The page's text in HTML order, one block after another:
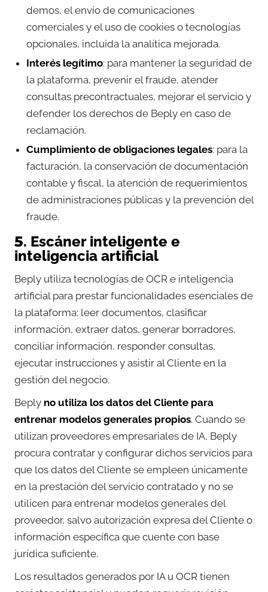
demos, el envío de comunicaciones
comerciales y el uso de cookies o tecnologías
opcionales, incluida la analítica mejorada.
Interés legítimo: para mantener la seguridad de
la plataforma, prevenir el fraude, atender
consultas precontractuales, mejorar el servicio y
defender los derechos de Beply en caso de
reclamación.
Cumplimiento de obligaciones legales: para la
facturación, la conservación de documentación
contable y fiscal, la atención de requerimientos
de administraciones públicas y la prevención del
fraude.
5. Escáner inteligente e
inteligencia artificial
Beply utiliza tecnologías de OCR e inteligencia
artificial para prestar funcionalidades esenciales de
la plataforma: leer documentos, clasificar
información, extraer datos, generar borradores,
conciliar información, responder consultas,
ejecutar instrucciones y asistir al Cliente en la
gestión del negocio.
Beply no utiliza los datos del Cliente para
entrenar modelos generales propios. Cuando se
utilizan proveedores empresariales de IA, Beply
procura contratar y configurar dichos servicios para
que los datos del Cliente se empleen únicamente
en la prestación del servicio contratado y no se
utilicen para entrenar modelos generales del
proveedor, salvo autorización expresa del Cliente o
información específica que cuente con base
jurídica suficiente.
Los resultados generados por IA u OCR tienen